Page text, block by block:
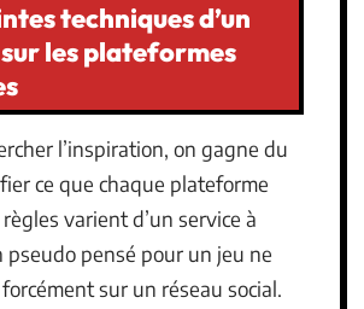
techniques d’un
les plateformes
l’inspiration, on gagne du
ce que chaque plateforme
varient d’un service à
pseudo pensé pour un jeu ne
sur un réseau social.